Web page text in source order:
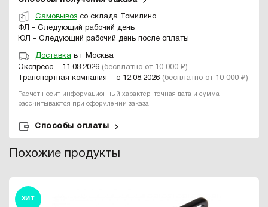
Самовывоз со склада Томилино
ФЛ - Следующий рабочий день
ЮЛ - Следующий рабочий день после оплаты
Доставка в г Москва
Экспресс – 11.08.2026 (бесплатно от 10 000 ₽)
Транспортная компания – с 12.08.2026 (бесплатно от 10 000 ₽)
Расчет носит информационный характер, точная дата и сумма
рассчитываются при оформлении заказа.
Способы оплаты
Похожие продукты
ХИТ